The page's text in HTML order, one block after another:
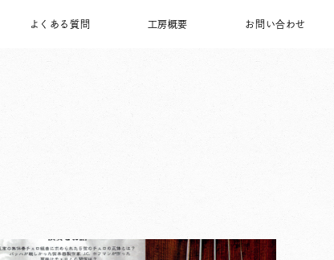
よくある質問 工房概要 お問い合わせ